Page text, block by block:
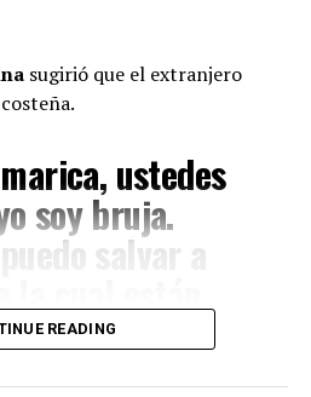
sugirió que el extranjero
ustedes
soy bruja.
salvar a
usted no le
READING